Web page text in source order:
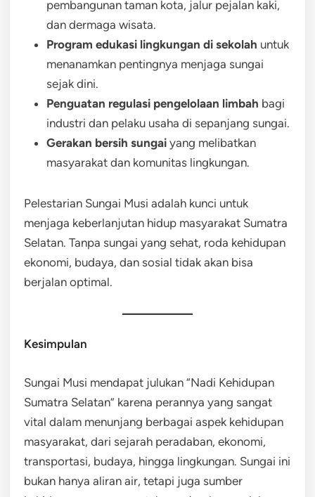
pembangunan taman kota, jalur pejalan kaki,
dan dermaga wisata.
Program edukasi lingkungan di sekolah untuk
menanamkan pentingnya menjaga sungai
sejak dini.
Penguatan regulasi pengelolaan limbah bagi
industri dan pelaku usaha di sepanjang sungai.
Gerakan bersih sungai yang melibatkan
masyarakat dan komunitas lingkungan.
Pelestarian Sungai Musi adalah kunci untuk
menjaga keberlanjutan hidup masyarakat Sumatra
Selatan. Tanpa sungai yang sehat, roda kehidupan
ekonomi, budaya, dan sosial tidak akan bisa
berjalan optimal.
Kesimpulan
Sungai Musi mendapat julukan “Nadi Kehidupan
Sumatra Selatan” karena perannya yang sangat
vital dalam menunjang berbagai aspek kehidupan
masyarakat, dari sejarah peradaban, ekonomi,
transportasi, budaya, hingga lingkungan. Sungai ini
bukan hanya aliran air, tetapi juga sumber